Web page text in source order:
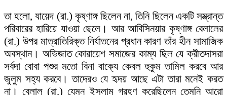
তা হলো, যায়েদ (রা.) কৃষ্ণাঙ্গ ছিলেন না, তিনি ছিলেন একটি সম্ভ্রান্ত
পরিবারের হারিয়ে যাওয়া ছেলে। আর আবিসিনয়ার কৃষ্ণাঙ্গ বেলালের
(রা.) উপর মাত্রাতিরিক্ত নির্যাতনের প্রধান কারণ তাঁর হীন সামাজিক
অবস্থান। অভিজাত কোরায়েশ সমাজের কাম্য ছিল যে ক্রীতদাসরা
সর্বদা বোবা পশুর মতো বিনা বাক্যে কেবল হুকুম তামিল করবে আর
জুলুম সহ্য করবে। তাদেরও যে হৃদয় আছে এটা তারা মনেই করত
না। বেলাল (রা.) যেমন ইসলাম গ্রহণ করেছিলেন তেমনি আরো